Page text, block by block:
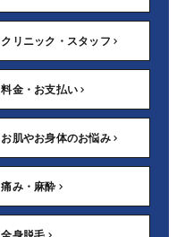
クリニック・スタッフ
料金・お支払い
お肌やお身体のお悩み
痛み・麻酔